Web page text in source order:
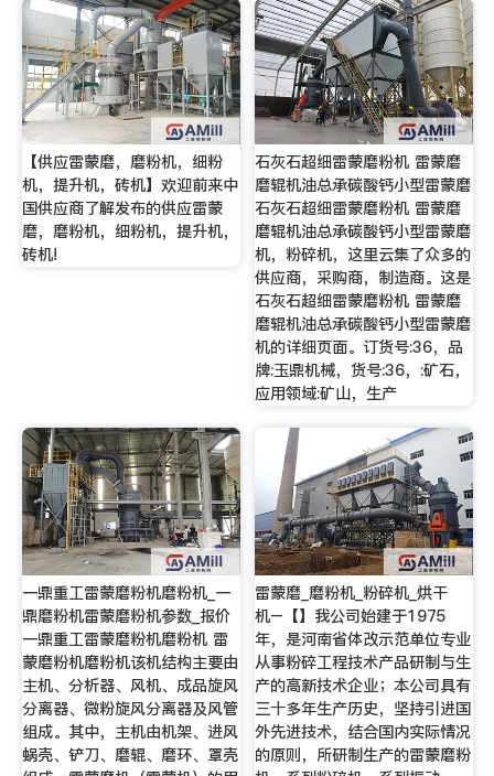
【供应雷蒙磨，磨粉机，细粉
机，提升机，砖机】欢迎前来中
国供应商了解发布的供应雷蒙
磨，磨粉机，细粉机，提升机，
砖机!
石灰石超细雷蒙磨粉机 雷蒙磨
磨辊机油总承碳酸钙小型雷蒙磨
石灰石超细雷蒙磨粉机 雷蒙磨
磨辊机油总承碳酸钙小型雷蒙磨
机，粉碎机，这里云集了众多的
供应商，采购商，制造商。这是
石灰石超细雷蒙磨粉机 雷蒙磨
磨辊机油总承碳酸钙小型雷蒙磨
机的详细页面。订货号:36，品
牌:玉鼎机械，货号:36，:矿石，
应用领域:矿山，生产
一鼎重工雷蒙磨粉机磨粉机_一
鼎磨粉机雷蒙磨粉机参数_报价
一鼎重工雷蒙磨粉机磨粉机 雷
蒙磨粉机磨粉机该机结构主要由
主机、分析器、风机、成品旋风
分离器、微粉旋风分离器及风管
组成。其中，主机由机架、进风
蜗壳、铲刀、磨辊、磨环、罩壳
雷蒙磨_磨粉机_粉碎机_烘干
机–【】我公司始建于1975
年，是河南省体改示范单位专业
从事粉碎工程技术产品研制与生
产的高新技术企业；本公司具有
三十多年生产历史，坚持引进国
外先进技术，结合国内实际情况
的原则，所研制生产的雷蒙磨粉